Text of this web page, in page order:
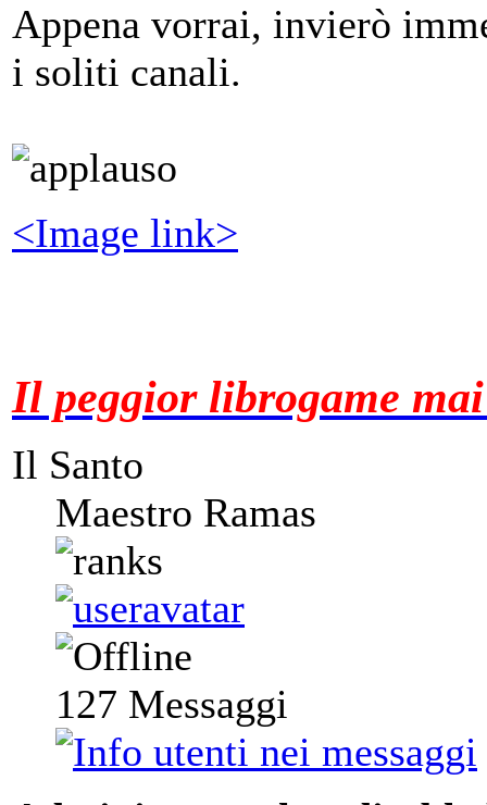
Appena vorrai, invierò
i soliti canali.
<Image link>
Il peggior librogame
Il Santo
Maestro Ramas
127 Messaggi